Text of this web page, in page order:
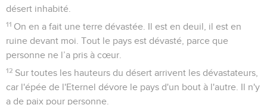
désert inhabité.
11 On en a fait une terre dévastée. Il est en deuil, il est en
ruine devant moi. Tout le pays est dévasté, parce que
personne ne l’a pris à cœur.
12 Sur toutes les hauteurs du désert arrivent les dévastateurs,
car l'épée de l'Eternel dévore le pays d'un bout à l'autre. Il n'y
a de paix pour personne.